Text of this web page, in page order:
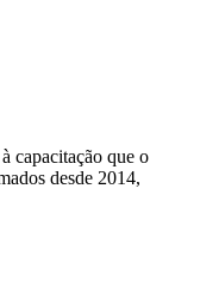
capacitação que o
desde 2014,